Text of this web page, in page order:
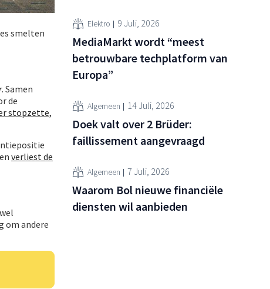
smelten
. Samen
de
stopzette,
verliest de
om andere
Elektro 9 Juli, 2026
MediaMarkt wordt “meest
betrouwbare techplatform van
Europa”
Algemeen 14 Juli, 2026
Doek valt over 2 Brüder:
faillissement aangevraagd
Algemeen 7 Juli, 2026
Waarom Bol nieuwe financiële
diensten wil aanbieden